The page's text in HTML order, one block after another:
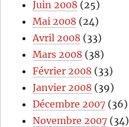
Juin 2008 (25)
Mai 2008 (24)
Avril 2008 (33)
Mars 2008 (38)
Février 2008 (33)
Janvier 2008 (39)
Décembre 2007 (36)
Novembre 2007 (34)